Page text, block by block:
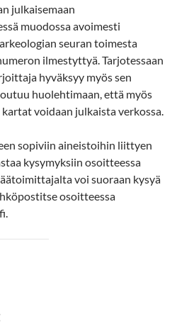
julkaisemaan
muodossa avoimesti
seuran toimesta
ilmestyttyä. Tarjotessaan
hyväksyy myös sen
huolehtimaan, että myös
voidaan julkaista verkossa.
sopiviin aineistoihin liittyen
kysymyksiin osoitteessa
voi suoraan kysyä
osoitteessa